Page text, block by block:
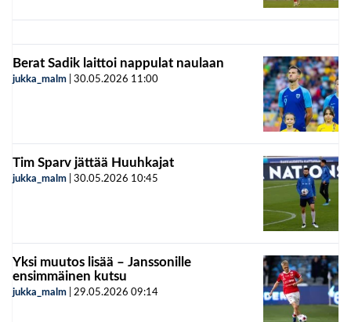
Berat Sadik laittoi nappulat naulaan
jukka_malm 30.05.2026 11:00
Tim Sparv jättää Huuhkajat
jukka_malm 30.05.2026 10:45
Yksi muutos lisää – Janssonille
ensimmäinen kutsu
jukka_malm 29.05.2026 09:14